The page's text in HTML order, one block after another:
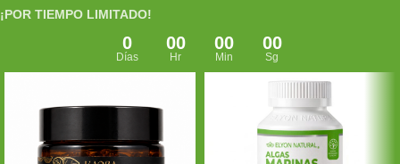
¡POR TIEMPO LIMITADO!
0
Días
00
Hr
00
Min
00
Sg